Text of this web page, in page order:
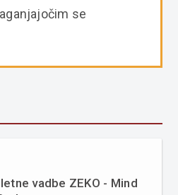
se
vadbe ZEKO - Mind